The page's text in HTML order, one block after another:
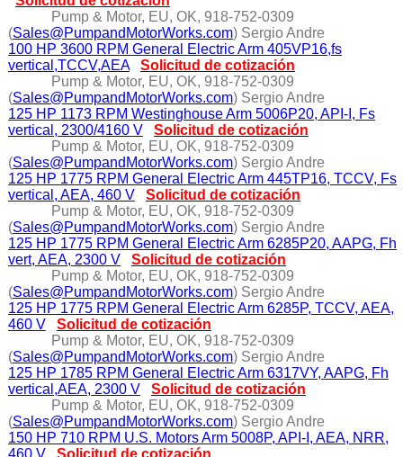
Pump & Motor, EU, OK, 918-752-0309
(Sales@PumpandMotorWorks.com) Sergio Andre
100 HP 3600 RPM General Electric Arm 405VP16,fs
vertical,TCCV,AEA
Solicitud de cotización
Pump & Motor, EU, OK, 918-752-0309
(Sales@PumpandMotorWorks.com) Sergio Andre
125 HP 1173 RPM Westinghouse Arm 5006P20, API-I, Fs
vertical, 2300/4160 V
Solicitud de cotización
Pump & Motor, EU, OK, 918-752-0309
(Sales@PumpandMotorWorks.com) Sergio Andre
125 HP 1775 RPM General Electric Arm 445TP16, TCCV, Fs
vertical, AEA, 460 V
Solicitud de cotización
Pump & Motor, EU, OK, 918-752-0309
(Sales@PumpandMotorWorks.com) Sergio Andre
125 HP 1775 RPM General Electric Arm 6285P20, AAPG, Fh
vert, AEA, 2300 V
Solicitud de cotización
Pump & Motor, EU, OK, 918-752-0309
(Sales@PumpandMotorWorks.com) Sergio Andre
125 HP 1775 RPM General Electric Arm 6285P, TCCV, AEA,
460 V
Solicitud de cotización
Pump & Motor, EU, OK, 918-752-0309
(Sales@PumpandMotorWorks.com) Sergio Andre
125 HP 1785 RPM General Electric Arm 6317VY, AAPG, Fh
vertical,AEA, 2300 V
Solicitud de cotización
Pump & Motor, EU, OK, 918-752-0309
(Sales@PumpandMotorWorks.com) Sergio Andre
150 HP 710 RPM U.S. Motors Arm 5008P, API-I, AEA, NRR,
460 V
Solicitud de cotización